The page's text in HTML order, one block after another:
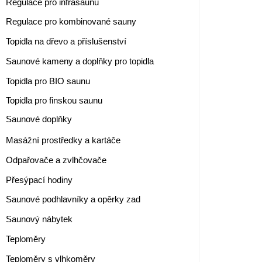
Regulace pro kombinované sauny
Topidla na dřevo a příslušenství
Saunové kameny a doplňky pro topidla
Topidla pro BIO saunu
Topidla pro finskou saunu
Saunové doplňky
Masážní prostředky a kartáče
Odpařovače a zvlhčovače
Přesýpací hodiny
Saunové podhlavníky a opěrky zad
Saunový nábytek
Teploměry
Teploměry s vlhkoměry